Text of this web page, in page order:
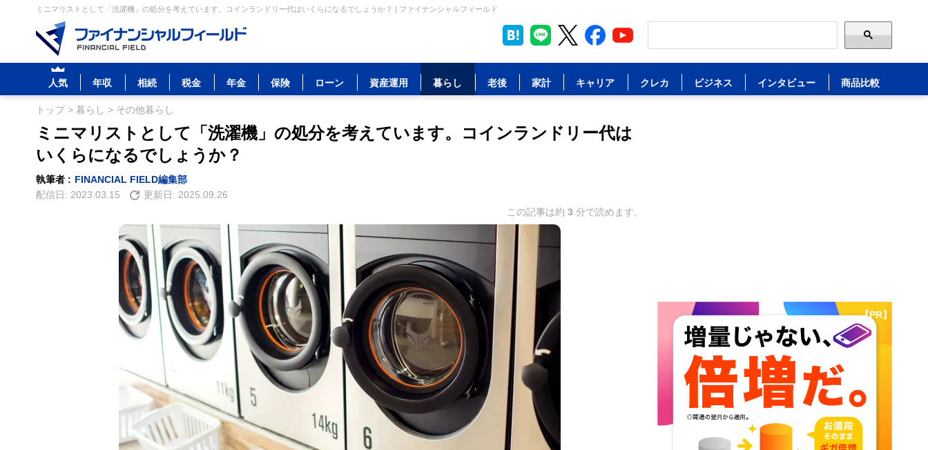
ミニマリストとして「洗濯機」の処分を考えています。コインランドリー代はいくらになるでしょうか？ | ファイナンシャルフィールド
人気 年収 相続 税金 年金 保険 ローン 資産運用 暮らし 老後 家計 キャリア クレカ ビジネス インタビュー 商品比較
トップ> 暮らし > その他暮らし
ミニマリストとして「洗濯機」の処分を考えています。コインランドリー代は
いくらになるでしょうか？
執筆者 : FINANCIAL FIELD編集部
配信日: 2023.03.15 更新日: 2025.09.26
この記事は約 3 分で読めます。
【PR】